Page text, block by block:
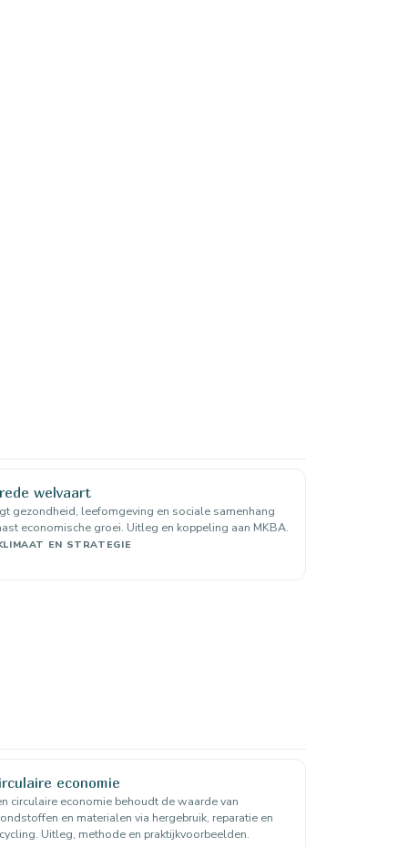
welvaart
gezondheid, leefomgeving en sociale samenhang
economische groei. Uitleg en koppeling aan MKBA.
EN STRATEGIE
economie
circulaire economie behoudt de waarde van
en materialen via hergebruik, reparatie en
Uitleg, methode en praktijkvoorbeelden.